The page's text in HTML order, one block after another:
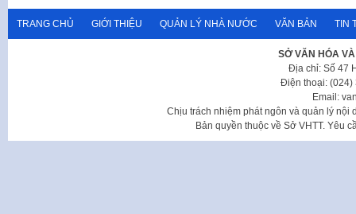
TRANG CHỦ GIỚI THIỆU QUẢN LÝ NHÀ NƯỚC VĂN BẢN TIN
SỞ VĂN HÓA
Địa chỉ: Số 47
Điện thoại: (024)
Email:
Chịu trách nhiệm phát ngôn và quản lý nội
Bản quyền thuộc về Sở VHTT. Yêu